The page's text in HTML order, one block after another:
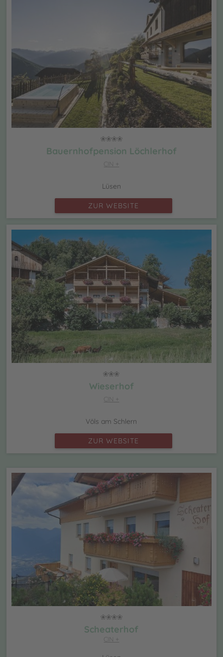
Bauernhofpension Löchlerhof
CIN +
Lüsen
ZUR WEBSITE
Wieserhof
CIN +
Völs am Schlern
ZUR WEBSITE
Scheaterhof
CIN +